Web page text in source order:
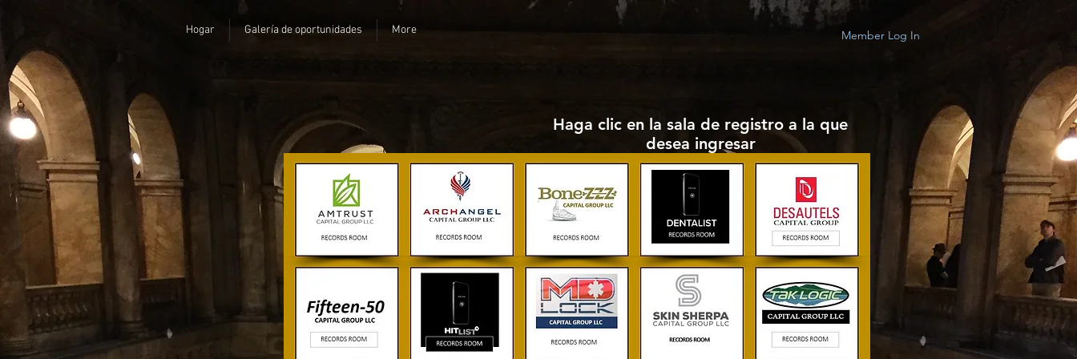
Hogar Galería de oportunidades More Member Log In
Haga clic en la sala de registro a la que
desea ingresar